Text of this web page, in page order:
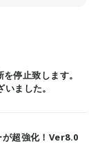
停止致します。
ました。
が超強化！Ver8.0